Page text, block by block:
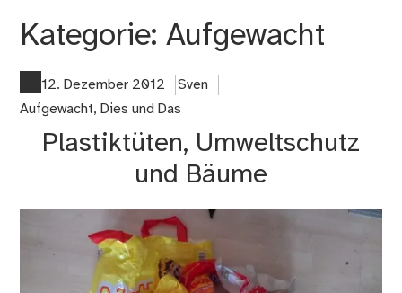
Kategorie:Aufgewacht
12. Dezember 2012
Sven
Aufgewacht, Dies und Das
Plastiktüten, Umweltschutz
und Bäume